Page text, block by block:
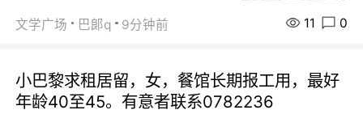
文学广场 巴郞q 9分钟前 11 0
小巴黎求租居留，女，餐馆长期报工用，最好
年龄40至45。有意者联系0782236